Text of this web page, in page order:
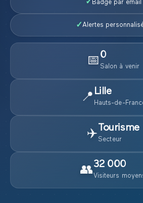
✓ Badge par email
✓Alertes
📅 0
Salon à venir
📍 Lille
Hauts-de-
✈️Tourisme
Secteur
👥32 000
Visiteurs